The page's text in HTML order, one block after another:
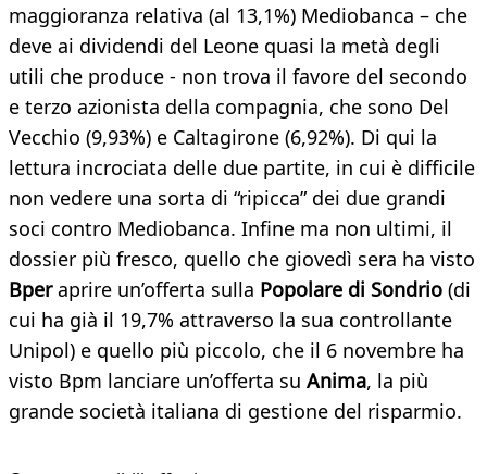
maggioranza relativa (al 13,1%) Mediobanca – che
deve ai dividendi del Leone quasi la metà degli
utili che produce - non trova il favore del secondo
e terzo azionista della compagnia, che sono Del
Vecchio (9,93%) e Caltagirone (6,92%). Di qui la
lettura incrociata delle due partite, in cui è difficile
non vedere una sorta di “ripicca” dei due grandi
soci contro Mediobanca. Infine ma non ultimi, il
dossier più fresco, quello che giovedì sera ha visto
Bperaprire un’offerta sulla Popolare di Sondrio (di
cui ha già il 19,7% attraverso la sua controllante
Unipol) e quello più piccolo, che il 6 novembre ha
visto Bpm lanciare un’offerta su Anima, la più
grande società italiana di gestione del risparmio.